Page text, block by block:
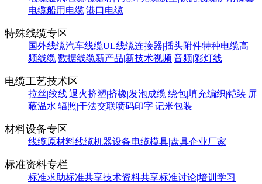
电缆船用电缆|港口电缆
特殊线缆专区
国外线缆汽车线缆UL线缆连接器|插头附件特种电缆高
频线缆|数据线缆新产品|新技术视频|音频|彩灯线
电缆工艺技术区
拉丝|绞线|退火挤塑|挤橡|发泡成缆|绕包|填充编织|铠装|屏
蔽温水|辐照|干法交联喷码印字|记米包装
材料设备专区
线缆原材料线缆机器设备电缆模具|盘具企业厂家
标准资料专栏
标准求助标准共享技术资料共享标准讨论|培训学习